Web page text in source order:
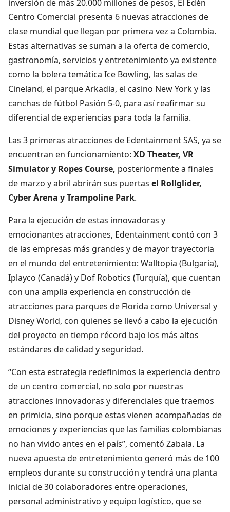
inversión de más 20.000 millones de pesos, El Edén
Centro Comercial presenta 6 nuevas atracciones de
clase mundial que llegan por primera vez a Colombia.
Estas alternativas se suman a la oferta de comercio,
gastronomía, servicios y entretenimiento ya existente
como la bolera temática Ice Bowling, las salas de
Cineland, el parque Arkadia, el casino New York y las
canchas de fútbol Pasión 5-0, para así reafirmar su
diferencial de experiencias para toda la familia.
Las 3 primeras atracciones de Edentainment SAS, ya se
encuentran en funcionamiento: XD Theater, VR
Simulator y Ropes Course, posteriormente a finales
de marzo y abril abrirán sus puertas el Rollglider,
Cyber Arena y Trampoline Park.
Para la ejecución de estas innovadoras y
emocionantes atracciones, Edentainment contó con 3
de las empresas más grandes y de mayor trayectoria
en el mundo del entretenimiento: Walltopia (Bulgaria),
Iplayco (Canadá) y Dof Robotics (Turquía), que cuentan
con una amplia experiencia en construcción de
atracciones para parques de Florida como Universal y
Disney World, con quienes se llevó a cabo la ejecución
del proyecto en tiempo récord bajo los más altos
estándares de calidad y seguridad.
“Con esta estrategia redefinimos la experiencia dentro
de un centro comercial, no solo por nuestras
atracciones innovadoras y diferenciales que traemos
en primicia, sino porque estas vienen acompañadas de
emociones y experiencias que las familias colombianas
no han vivido antes en el país”, comentó Zabala. La
nueva apuesta de entretenimiento generó más de 100
empleos durante su construcción y tendrá una planta
inicial de 30 colaboradores entre operaciones,
personal administrativo y equipo logístico, que se